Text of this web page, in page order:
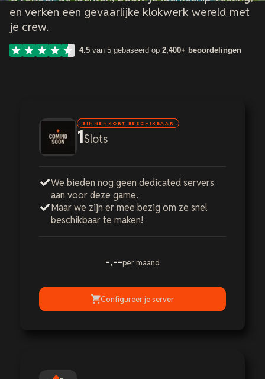
en verken een gevaarlijke klokwerk wereld met
je crew.
4.5 van 5 gebaseerd op 2,400+ beoordelingen
BINNENKORT BESCHIKBAAR
1Slots
We bieden nog geen dedicated servers
aan voor deze game.
Maar we zijn er mee bezig om ze snel
beschikbaar te maken!
-,--per maand
Configureer je server